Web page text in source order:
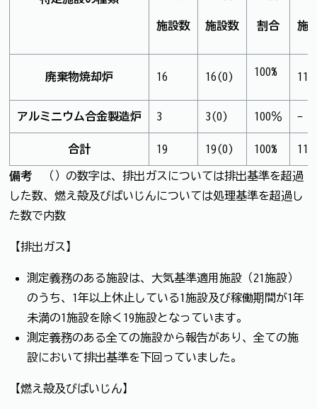
施設数 施設数 割合 施
廃棄物焼却炉 16 16(0) 100% 11
アルミニウム合金製造炉 3 3(0) 100％ -
合計 19 19(0) 100% 11
備考
（）の数字は、排出ガスについては排出基準を超過
した数、燃え殻及びばいじんについては処理基準を超過し
た数で内数
【排出ガス】
測定義務のある施設は、大気基準適用施設（21施設）
のうち、1年以上休止している1施設及び稼働期間が1年
未満の1施設を除く19施設となっています。
測定義務のある全ての施設から報告があり、全ての施
設において排出基準を下回っていました。
【燃え殻及びばいじん】